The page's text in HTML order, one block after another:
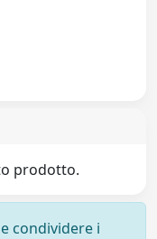
prodotto.
condividere i